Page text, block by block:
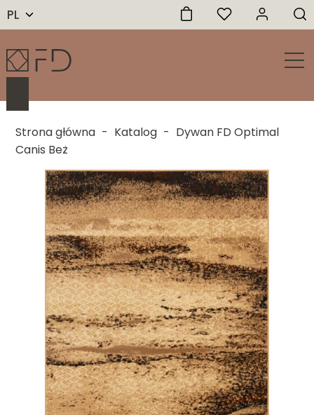
PL
Strona główna - Katalog - Dywan FD Optimal
Canis Beż